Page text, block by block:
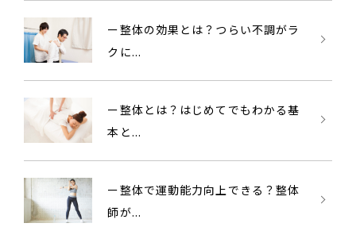
ー整体の効果とは？つらい不調がラ
クに...
ー整体とは？はじめてでもわかる基
本と...
ー整体で運動能力向上できる？整体
師が...